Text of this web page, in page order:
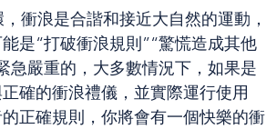
衝浪是合諧和接近大自然的運動，
是“打破衝浪規則”“驚慌造成其他
急嚴重的，大多數情況下，如果是
確的衝浪禮儀，並實際運行使用
正確規則，你將會有一個快樂的衝